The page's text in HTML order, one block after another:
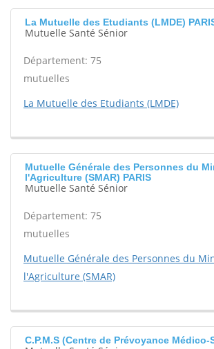
La Mutuelle des Etudiants (LMDE)
Mutuelle Santé Sénior
Département: 75
mutuelles
La Mutuelle des Etudiants (LMDE)
Mutuelle Générale des Personnes du
l'Agriculture (SMAR) PARIS
Mutuelle Santé Sénior
Département: 75
mutuelles
Mutuelle Générale des Personnes du
l'Agriculture (SMAR)
C.P.M.S (Centre de Prévoyance Médico-